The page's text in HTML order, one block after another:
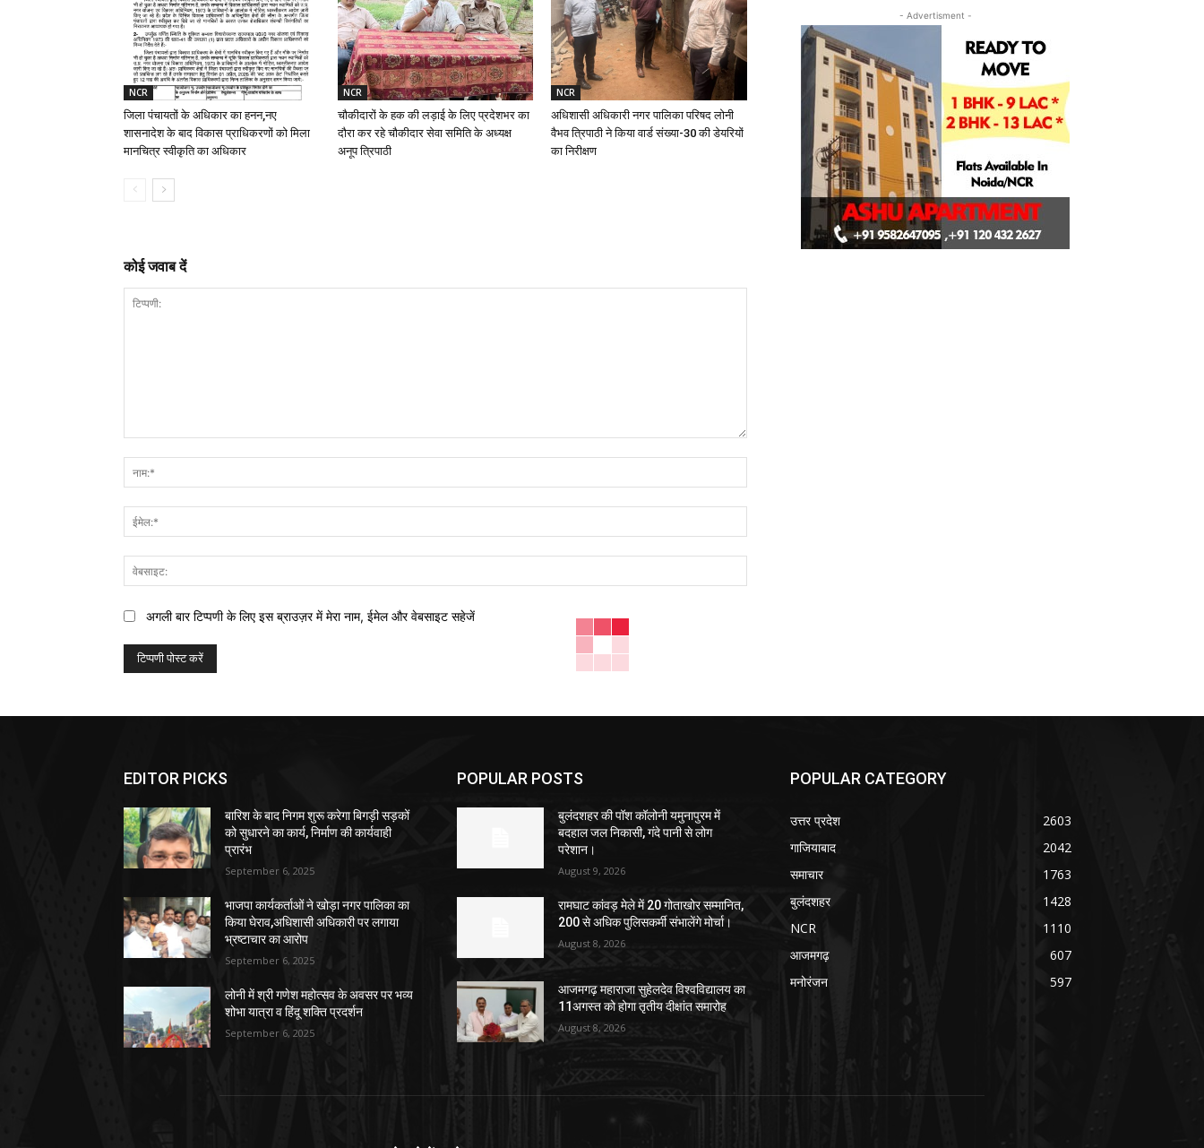
NCR
जिला पंचायतों के अधिकार का हनन,नए
शासनादेश के बाद विकास प्राधिकरणों को मिला
मानचित्र स्वीकृति का अधिकार
NCR
चौकीदारों के हक की लड़ाई के लिए प्रदेशभर का
दौरा कर रहे चौकीदार सेवा समिति के अध्यक्ष
अनूप त्रिपाठी
NCR
अधिशासी अधिकारी नगर पालिका परिषद लोनी
वैभव त्रिपाठी ने किया वार्ड संख्या-30 की डेयरियों
का निरीक्षण
कोई जवाब दें
अगली बार टिप्पणी के लिए इस ब्राउज़र में मेरा नाम, ईमेल और वेबसाइट सहेजें
- Advertisment -
EDITOR PICKS
बारिश के बाद निगम शुरू करेगा बिगड़ी सड़कों
को सुधारने का कार्य, निर्माण की कार्यवाही
प्रारंभ
September 6, 2025
भाजपा कार्यकर्ताओं ने खोड़ा नगर पालिका का
किया घेराव,अधिशासी अधिकारी पर लगाया
भ्रष्टाचार का आरोप
September 6, 2025
लोनी में श्री गणेश महोत्सव के अवसर पर भव्य
शोभा यात्रा व हिंदू शक्ति प्रदर्शन
September 6, 2025
POPULAR POSTS
बुलंदशहर की पॉश कॉलोनी यमुनापुरम में
बदहाल जल निकासी, गंदे पानी से लोग
परेशान।
August 9, 2026
रामघाट कांवड़ मेले में 20 गोताखोर सम्मानित,
200 से अधिक पुलिसकर्मी संभालेंगे मोर्चा।
August 8, 2026
आजमगढ़ महाराजा सुहेलदेव विश्वविद्यालय का
11अगस्त को होगा तृतीय दीक्षांत समारोह
August 8, 2026
POPULAR CATEGORY
उत्तर प्रदेश
2603
गाजियाबाद
2042
समाचार
1763
बुलंदशहर
1428
NCR
1110
आजमगढ़
607
मनोरंजन
597